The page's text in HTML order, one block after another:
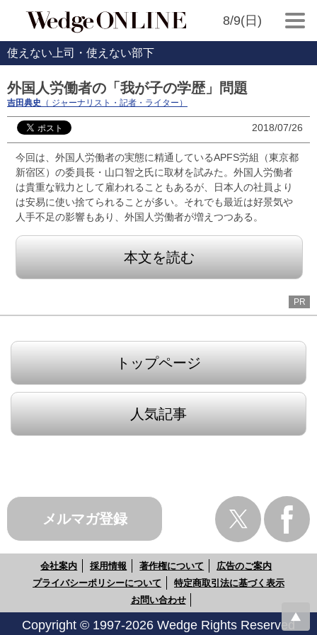
8/9(日)
使えない上司・使えない部下
外国人労働者の「我が子の学歴」問題
吉田典史 （ ジャーナリスト・記者・ライター）
2018/07/26
今回は、外国人労働者の実態に精通しているAPFS労組（東京都
新宿区）の委員長・山口智之氏に取材を試みた。外国人労働者
は貴重な戦力として雇われることもあるが、日本人の社員より
は安易に使い捨てられることが多い。それでも最近は好景気や
人手不足の影響もあり、外国人労働者が増えつつある。
本文を読む
PR
トップページ
人気記事
メルマガ登録
会社案内 採用情報 著作権について
広告のご案内
プライバシーポリシーについて
特定商取引法に基づく表示
お問い合わせ
Copyright © 1997-2026 Wedge Rights Reserved